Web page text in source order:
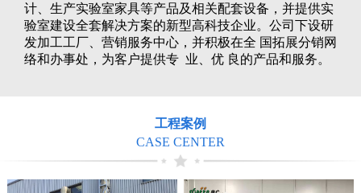
计、生产实验室家具等产品及相关配套设备，并提供实
验室建设全套解决方案的新型高科技企业。公司下设研
发加工工厂、营销服务中心，并积极在全 国拓展分销网
络和办事处，为客户提供专 业、优 良的产品和服务。
工程案例
CASE CENTER